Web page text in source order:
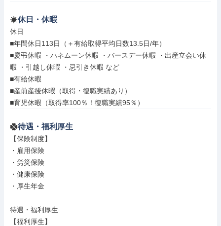
休日・休暇
休日
■年間休日113日（＋有給取得平均日数13.5日/年）
■慶弔休暇 ・ハネムーン休暇 ・バースデー休暇 ・出産立会い休
暇 ・引越し休暇 ・忌引き休暇 など
■有給休暇
■産前産後休暇（取得・復職実績あり）
■育児休暇（取得率100％！復職実績95％）
待遇・福利厚生
【保険制度】
・雇用保険
・労災保険
・健康保険
・厚生年金
待遇・福利厚生
【福利厚生】